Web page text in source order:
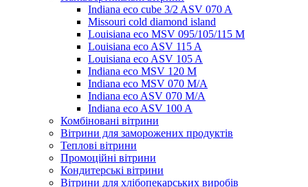
Indiana eco cube 3/2 ASV 070 A
Missouri cold diamond island
Louisiana eco MSV 095/105/115 M
Louisiana eco ASV 115 A
Louisiana eco ASV 105 A
Indiana eco MSV 120 M
Indiana eco MSV 070 M/A
Indiana eco ASV 070 M/A
Indiana eco ASV 100 A
Комбіновані вітрини
Вітрини для заморожених продуктів
Теплові вітрини
Промоційні вітрини
Кондитерські вітрини
Вітрини для хлібопекарських виробів